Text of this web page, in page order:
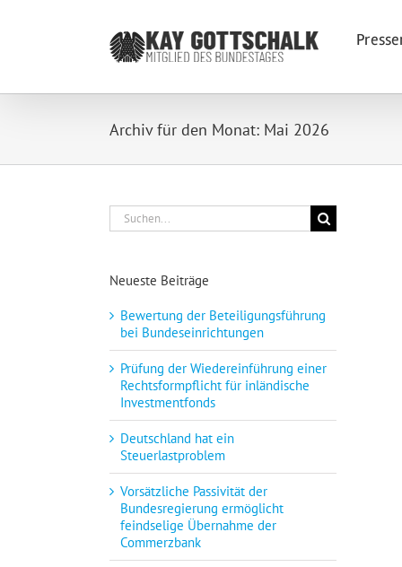
Archiv für den Monat: Mai 2026
Suche
nach:
Neueste Beiträge
Bewertung der Beteiligungsführung
bei Bundeseinrichtungen
Prüfung der Wiedereinführung einer
Rechtsformpflicht für inländische
Investmentfonds
Deutschland hat ein
Steuerlastproblem
Vorsätzliche Passivität der
Bundesregierung ermöglicht
feindselige Übernahme der
Commerzbank